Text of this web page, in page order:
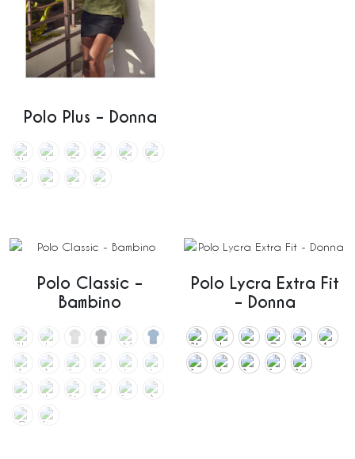
Polo Plus – Donna
Polo Classic –
Bambino
Polo Lycra Extra Fit
– Donna